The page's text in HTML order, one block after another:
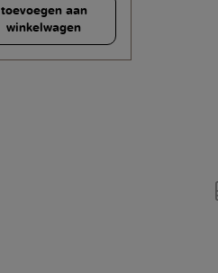
toevoegen aan
winkelwagen